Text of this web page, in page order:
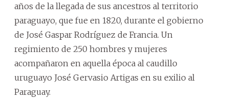
años de la llegada de sus ancestros al territorio
paraguayo, que fue en 1820, durante el gobierno
de José Gaspar Rodríguez de Francia. Un
regimiento de 250 hombres y mujeres
acompañaron en aquella época al caudillo
uruguayo José Gervasio Artigas en su exilio al
Paraguay.